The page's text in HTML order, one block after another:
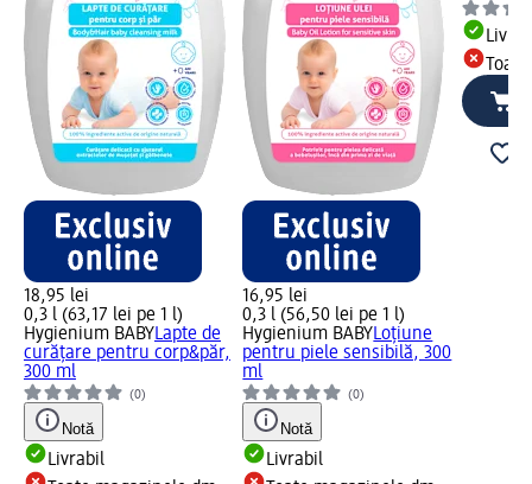
18,95 lei
0,3 l (63,17 lei pe 1 l)
Hygienium BABYLapte de
curățare pentru corp&păr,
300 ml
(0)
Notă
Livrabil
16,95 lei
0,3 l (56,50 lei pe 1 l)
Hygienium BABYLoțiune
pentru piele sensibilă, 300
ml
(0)
Notă
Livrabil